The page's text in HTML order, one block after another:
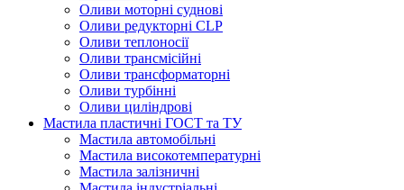
Оливи моторні суднові
Оливи редукторні CLP
Оливи теплоносії
Оливи трансмісійні
Оливи трансформаторні
Оливи турбінні
Оливи циліндрові
Мастила пластичні ГОСТ та ТУ
Мастила автомобільні
Мастила високотемпературні
Мастила залізничні